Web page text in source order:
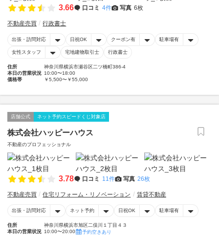
3.66 口コミ 4件 写真 6枚
不動産売買 行政書士
出張・訪問対応 日祝OK クーポン有 駐車場有
女性スタッフ 宅地建物取引士 行政書士
住所
神奈川県横浜市瀬谷区二ツ橋町386-4
本日の営業状況 10:00〜18:00
価格帯
￥5,500〜￥55,000
店舗公式 ネット予約スピードくじ対象店
株式会社ハッピーハウス
不動産のプロフェッショナル
3.78 口コミ 11件 写真 26枚
不動産売買 住宅リフォーム・リノベーション 賃貸不動産
出張・訪問対応 ネット予約 日祝OK 駐車場有
住所
神奈川県横浜市旭区二俣川１丁目４３
本日の営業状況 10:00〜20:00 予約空きあり